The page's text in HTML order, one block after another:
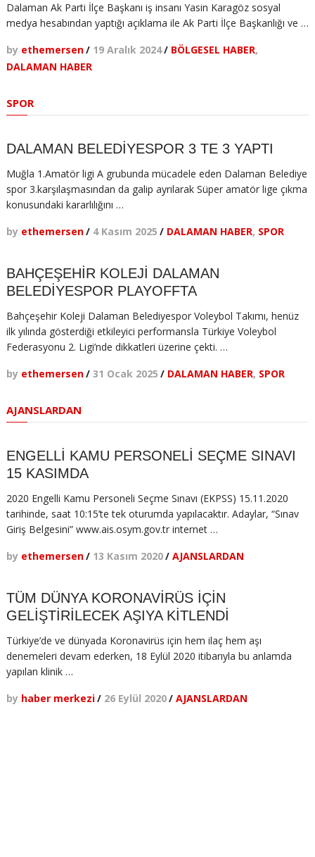
Dalaman Ak Parti İlçe Başkanı iş insanı Yasin Karagöz sosyal
medya hesabından yaptığı açıklama ile Ak Parti İlçe Başkanlığı ve …
by ethemersen/ 19 Aralık 2024/ BÖLGESEL HABER,
DALAMAN HABER
SPOR
DALAMAN BELEDİYESPOR 3 TE 3 YAPTI
Muğla 1.Amatör ligi A grubunda mücadele eden Dalaman Belediye
spor 3.karşılaşmasından da galip ayrılarak Süper amatör lige çıkma
konusundaki kararlılığını …
by ethemersen/ 4 Kasım 2025 / DALAMAN HABER, SPOR
BAHÇEŞEHİR KOLEJİ DALAMAN
BELEDİYESPOR PLAYOFFTA
Bahçeşehir Koleji Dalaman Belediyespor Voleybol Takımı, henüz
ilk yılında gösterdiği etkileyici performansla Türkiye Voleybol
Federasyonu 2. Ligi’nde dikkatleri üzerine çekti. …
by ethemersen/ 31 Ocak 2025 / DALAMAN HABER, SPOR
AJANSLARDAN
ENGELLİ KAMU PERSONELİ SEÇME SINAVI
15 KASIMDA
2020 Engelli Kamu Personeli Seçme Sınavı (EKPSS) 15.11.2020
tarihinde, saat 10:15’te tek oturumda yapılacaktır. Adaylar, “Sınav
Giriş Belgesini” www.ais.osym.gov.tr internet …
by ethemersen/ 13 Kasım 2020/ AJANSLARDAN
TÜM DÜNYA KORONAVİRÜS İÇİN
GELİŞTİRİLECEK AŞIYA KİTLENDİ
Türkiye’de ve dünyada Koronavirüs için hem ilaç hem aşı
denemeleri devam ederken, 18 Eylül 2020 itibarıyla bu anlamda
yapılan klinik …
by haber merkezi/ 26 Eylül 2020/ AJANSLARDAN